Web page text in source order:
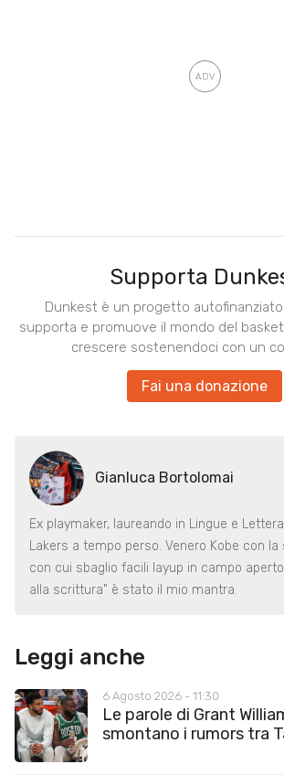
Supporta
Dunkest è un progetto autofinanziato
supporta e promuove il mondo del
crescere sostenendoci con un
Fai una donazione
Gianluca Bortolomai
Ex playmaker, laureando in Lingue e
Lakers a tempo perso. Venero Kobe con
con cui sbaglio facili layup in campo
alla scrittura" è stato il mio mantra.
Leggi anche
6 Agosto 2026 - 11:30
Le parole di Grant
smontano i rumors tra